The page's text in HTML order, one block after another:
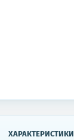
ХАРАКТЕРИСТИКИ